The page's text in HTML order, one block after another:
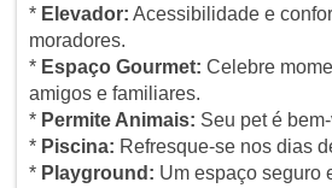
* Elevador: Acessibilidade e
moradores.
* Espaço Gourmet: Celebre
amigos e familiares.
* Permite Animais: Seu pet é
* Piscina: Refresque-se nos dias
* Playground: Um espaço seguro